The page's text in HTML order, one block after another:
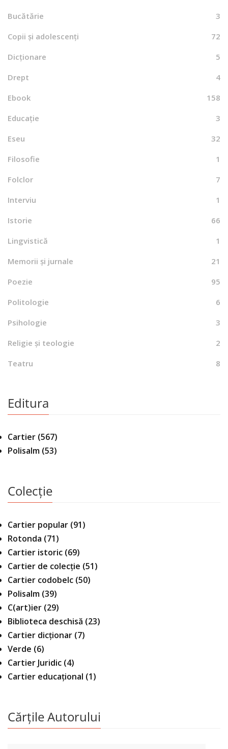
Bucătărie
3
Copii și adolescenți
72
Dicționare
5
Drept
4
Ebook
158
Educație
3
Eseu
32
Filosofie
1
Folclor
7
Interviu
1
Istorie
66
Lingvistică
1
Memorii și jurnale
21
Poezie
95
Politologie
6
Psihologie
3
Religie și teologie
2
Teatru
8
Editura
Cartier (567)
Polisalm (53)
Colecție
Cartier popular (91)
Rotonda (71)
Cartier istoric (69)
Cartier de colecție (51)
Cartier codobelc (50)
Polisalm (39)
C(art)ier (29)
Biblioteca deschisă (23)
Cartier dicționar (7)
Verde (6)
Cartier Juridic (4)
Cartier educațional (1)
Cărțile Autorului